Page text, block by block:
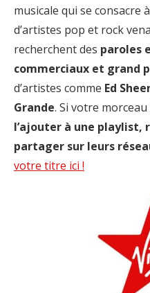
musicale qui se consacre
d’artistes pop et rock
recherchent des paroles
commerciaux et grand
d’artistes comme Ed
Grande. Si votre
l’ajouter à une playlist,
partager sur leurs
votre titre ici !